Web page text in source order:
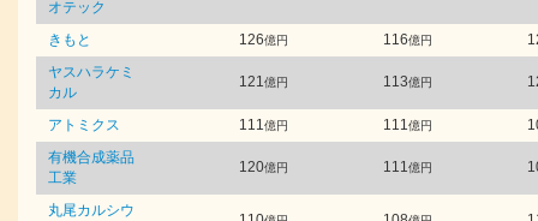
オテック
きもと 126億円 116億円
ヤスハラケミ
カル
121億円 113億円
アトミクス 111億円 111億円
有機合成薬品
工業
120億円 111億円
丸尾カルシウ